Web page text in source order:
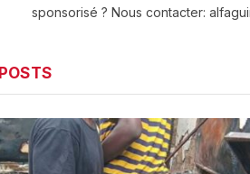
sponsorisé ? Nous contacter:
POSTS